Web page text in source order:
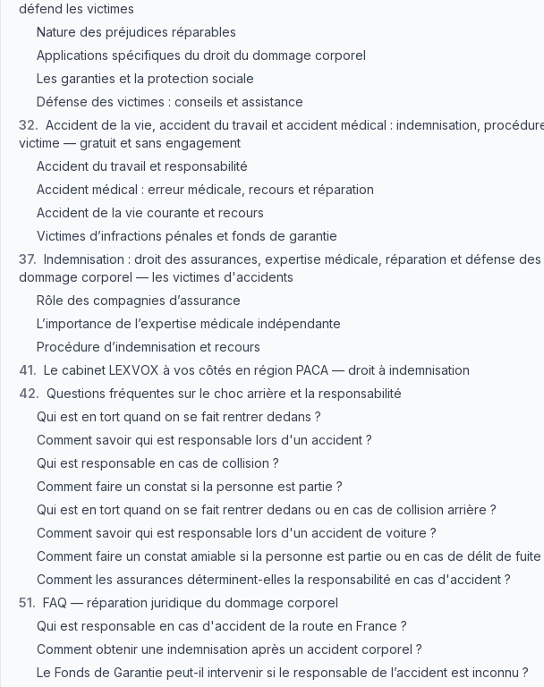
défend les victimes
Nature des préjudices réparables
Applications spécifiques du droit du dommage corporel
Les garanties et la protection sociale
Défense des victimes : conseils et assistance
32. Accident de la vie, accident du travail et accident médical : indemnisation,
victime — gratuit et sans engagement
Accident du travail et responsabilité
Accident médical : erreur médicale, recours et réparation
Accident de la vie courante et recours
Victimes d’infractions pénales et fonds de garantie
37. Indemnisation : droit des assurances, expertise médicale, réparation et défense
dommage corporel — les victimes d'accidents
Rôle des compagnies d’assurance
L’importance de l’expertise médicale indépendante
Procédure d’indemnisation et recours
41. Le cabinet LEXVOX à vos côtés en région PACA — droit à indemnisation
42. Questions fréquentes sur le choc arrière et la responsabilité
Qui est en tort quand on se fait rentrer dedans ?
Comment savoir qui est responsable lors d'un accident ?
Qui est responsable en cas de collision ?
Comment faire un constat si la personne est partie ?
Qui est en tort quand on se fait rentrer dedans ou en cas de collision arrière ?
Comment savoir qui est responsable lors d'un accident de voiture ?
Comment faire un constat amiable si la personne est partie ou en cas de délit de fuite
Comment les assurances déterminent-elles la responsabilité en cas d'accident ?
51. FAQ — réparation juridique du dommage corporel
Qui est responsable en cas d'accident de la route en France ?
Comment obtenir une indemnisation après un accident corporel ?
Le Fonds de Garantie peut-il intervenir si le responsable de l’accident est inconnu ?